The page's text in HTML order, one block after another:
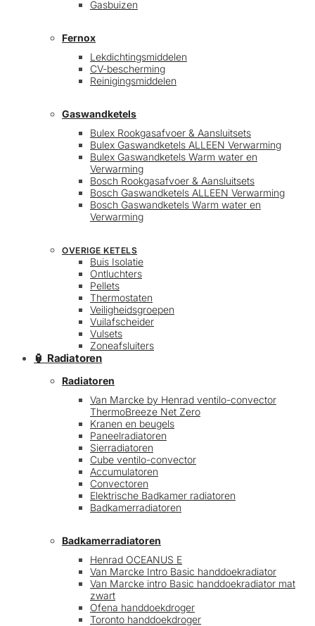
Gasbuizen
Fernox
Lekdichtingsmiddelen
CV-bescherming
Reinigingsmiddelen
Gaswandketels
Bulex Rookgasafvoer & Aansluitsets
Bulex Gaswandketels ALLEEN Verwarming
Bulex Gaswandketels Warm water en
Verwarming
Bosch Rookgasafvoer & Aansluitsets
Bosch Gaswandketels ALLEEN Verwarming
Bosch Gaswandketels Warm water en
Verwarming
OVERIGE KETELS
Buis Isolatie
Ontluchters
Pellets
Thermostaten
Veiligheidsgroepen
Vuilafscheider
Vulsets
Zoneafsluiters
🏮 Radiatoren
Radiatoren
Van Marcke by Henrad ventilo-convector
ThermoBreeze Net Zero
Kranen en beugels
Paneelradiatoren
Sierradiatoren
Cube ventilo-convector
Accumulatoren
Convectoren
Elektrische Badkamer radiatoren
Badkamerradiatoren
Badkamerradiatoren
Henrad OCEANUS E
Van Marcke Intro Basic handdoekradiator
Van Marcke intro Basic handdoekradiator mat
zwart
Ofena handdoekdroger
Toronto handdoekdroger